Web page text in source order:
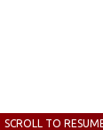
SCROLL TO